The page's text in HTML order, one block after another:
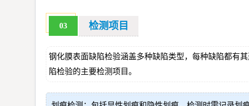
03 检测项目
钢化膜表面缺陷检验涵盖多种缺陷类型，每种缺陷都有
陷检验的主要检测项目。